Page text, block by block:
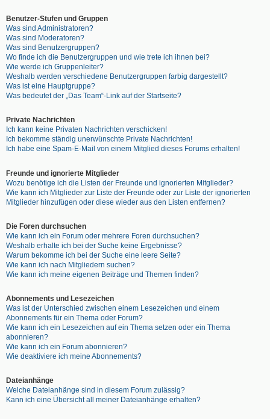
Benutzer-Stufen und Gruppen
Was sind Administratoren?
Was sind Moderatoren?
Was sind Benutzergruppen?
Wo finde ich die Benutzergruppen und wie trete ich ihnen bei?
Wie werde ich Gruppenleiter?
Weshalb werden verschiedene Benutzergruppen farbig dargestellt?
Was ist eine Hauptgruppe?
Was bedeutet der „Das Team“-Link auf der Startseite?
Private Nachrichten
Ich kann keine Privaten Nachrichten verschicken!
Ich bekomme ständig unerwünschte Private Nachrichten!
Ich habe eine Spam-E-Mail von einem Mitglied dieses Forums erhalten!
Freunde und ignorierte Mitglieder
Wozu benötige ich die Listen der Freunde und ignorierten Mitglieder?
Wie kann ich Mitglieder zur Liste der Freunde oder zur Liste der ignorierten
Mitglieder hinzufügen oder diese wieder aus den Listen entfernen?
Die Foren durchsuchen
Wie kann ich ein Forum oder mehrere Foren durchsuchen?
Weshalb erhalte ich bei der Suche keine Ergebnisse?
Warum bekomme ich bei der Suche eine leere Seite?
Wie kann ich nach Mitgliedern suchen?
Wie kann ich meine eigenen Beiträge und Themen finden?
Abonnements und Lesezeichen
Was ist der Unterschied zwischen einem Lesezeichen und einem
Abonnements für ein Thema oder Forum?
Wie kann ich ein Lesezeichen auf ein Thema setzen oder ein Thema
abonnieren?
Wie kann ich ein Forum abonnieren?
Wie deaktiviere ich meine Abonnements?
Dateianhänge
Welche Dateianhänge sind in diesem Forum zulässig?
Kann ich eine Übersicht all meiner Dateianhänge erhalten?